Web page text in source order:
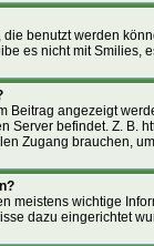
benutzt werden
es nicht mit Smilies,
Beitrag angezeigt
Server befindet. Z. B.
Zugang brauchen,
meistens wichtige
dazu eingerichtet